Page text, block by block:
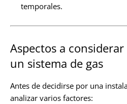
temporales.
Aspectos a
un sistema de gas
Antes de decidirse por una
analizar varios factores: